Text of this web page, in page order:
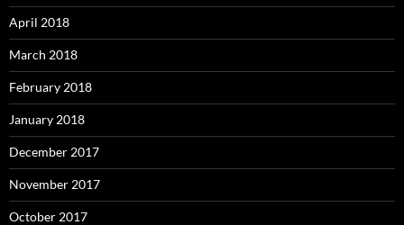
April 2018
March 2018
February 2018
January 2018
December 2017
November 2017
October 2017